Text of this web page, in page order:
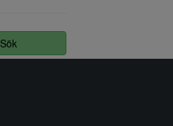
Sök